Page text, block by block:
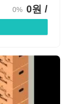
0% 0원 /